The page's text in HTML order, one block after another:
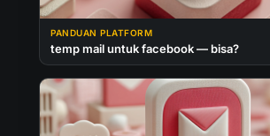
PANDUAN PLATFORM
temp mail untuk facebook — bisa?